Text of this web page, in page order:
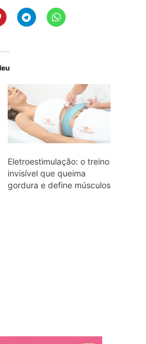
Eletroestimulação: o treino
invisível que queima
gordura e define músculos